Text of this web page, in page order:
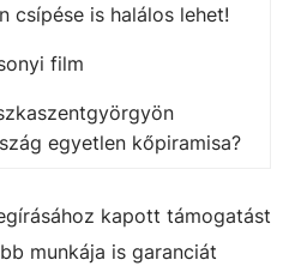
csípése is halálos lehet!
film
egyetlen kőpiramisa?
kapott támogatást
munkája is garanciát